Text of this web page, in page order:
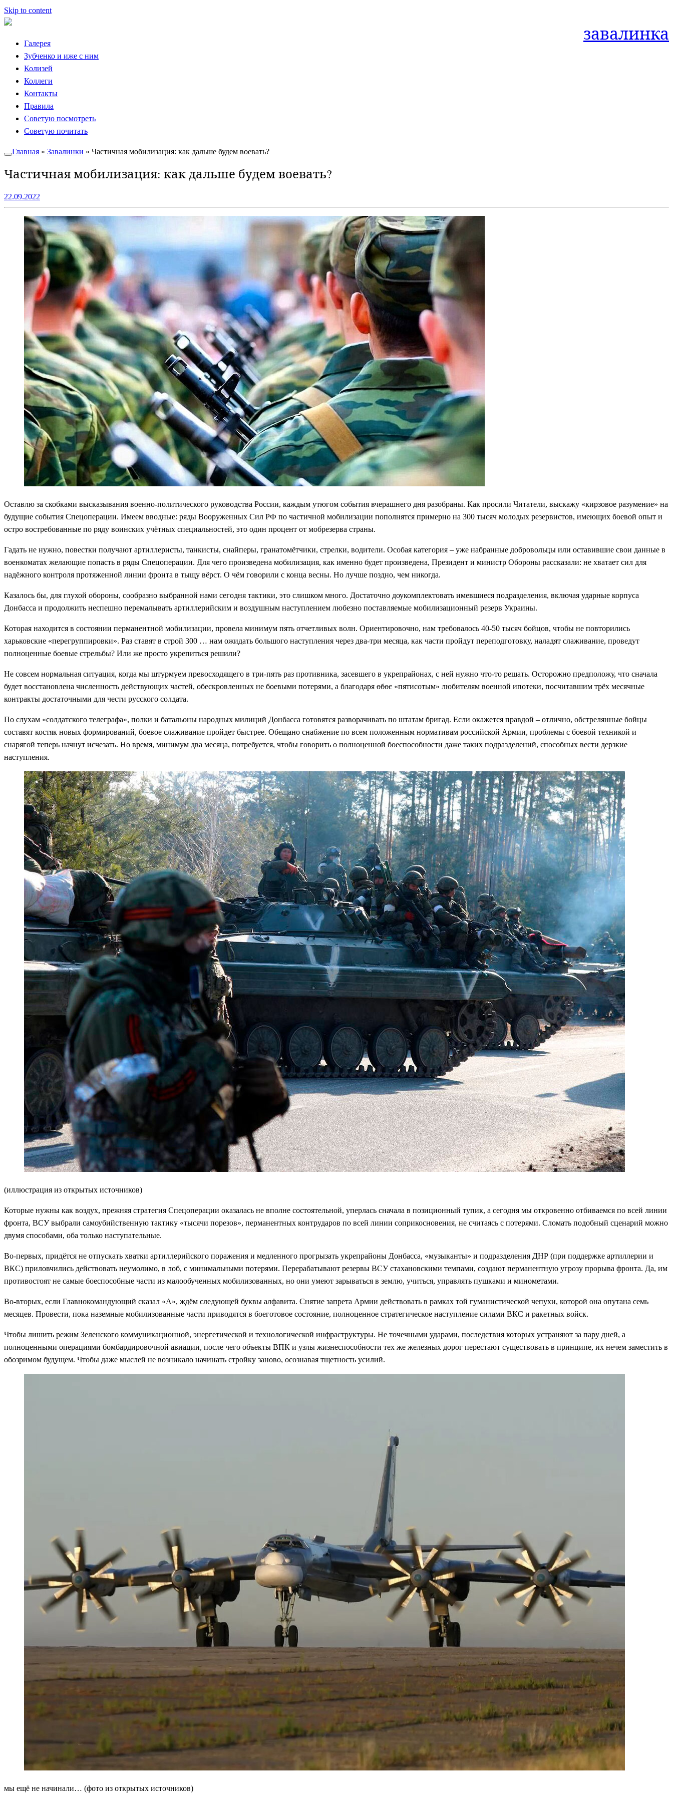
Skip to content
завалинка
Галерея
Зубченко и иже с ним
Колизей
Коллеги
Контакты
Правила
Советую посмотреть
Советую почитать
Главная » Завалинки » Частичная мобилизация: как дальше будем воевать?
Частичная мобилизация: как дальше будем воевать?
22.09.2022
Оставлю за скобками высказывания военно-политического руководства России, каждым утюгом события вчерашнего дня разобраны. Как просили Читатели, выскажу «кирзовое разумение» на
будущие события Спецоперации. Имеем вводные: ряды Вооруженных Сил РФ по частичной мобилизации пополнятся примерно на 300 тысяч молодых резервистов, имеющих боевой опыт и
остро востребованные по ряду воинских учётных специальностей, это один процент от мобрезерва страны.
Гадать не нужно, повестки получают артиллеристы, танкисты, снайперы, гранатомётчики, стрелки, водители. Особая категория – уже набранные добровольцы или оставившие свои данные в
военкоматах желающие попасть в ряды Спецоперации. Для чего произведена мобилизация, как именно будет произведена, Президент и министр Обороны рассказали: не хватает сил для
надёжного контроля протяженной линии фронта в тыщу вёрст. О чём говорили с конца весны. Но лучше поздно, чем никогда.
Казалось бы, для глухой обороны, сообразно выбранной нами сегодня тактики, это слишком много. Достаточно доукомплектовать имевшиеся подразделения, включая ударные корпуса
Донбасса и продолжить неспешно перемалывать артиллерийским и воздушным наступлением любезно поставляемые мобилизационный резерв Украины.
Которая находится в состоянии перманентной мобилизации, провела минимум пять отчетливых волн. Ориентировочно, нам требовалось 40-50 тысяч бойцов, чтобы не повторились
харьковские «перегруппировки». Раз ставят в строй 300 … нам ожидать большого наступления через два-три месяца, как части пройдут переподготовку, наладят слаживание, проведут
полноценные боевые стрельбы? Или же просто укрепиться решили?
Не совсем нормальная ситуация, когда мы штурмуем превосходящего в три-пять раз противника, засевшего в укрепрайонах, с ней нужно что-то решать. Осторожно предположу, что сначала
будет восстановлена численность действующих частей, обескровленных не боевыми потерями, а благодаря обос «пятисотым» любителям военной ипотеки, посчитавшим трёх месячные
контракты достаточными для чести русского солдата.
По слухам «солдатского телеграфа», полки и батальоны народных милиций Донбасса готовятся разворачивать по штатам бригад. Если окажется правдой – отлично, обстрелянные бойцы
составят костяк новых формирований, боевое слаживание пройдет быстрее. Обещано снабжение по всем положенным нормативам российской Армии, проблемы с боевой техникой и
снарягой теперь начнут исчезать. Но время, минимум два месяца, потребуется, чтобы говорить о полноценной боеспособности даже таких подразделений, способных вести дерзкие
наступления.
(иллюстрация из открытых источников)
Которые нужны как воздух, прежняя стратегия Спецоперации оказалась не вполне состоятельной, уперлась сначала в позиционный тупик, а сегодня мы откровенно отбиваемся по всей линии
фронта, ВСУ выбрали самоубийственную тактику «тысячи порезов», перманентных контрударов по всей линии соприкосновения, не считаясь с потерями. Сломать подобный сценарий можно
двумя способами, оба только наступательные.
Во-первых, придётся не отпускать хватки артиллерийского поражения и медленного прогрызать укрепрайоны Донбасса, «музыканты» и подразделения ДНР (при поддержке артиллерии и
ВКС) приловчились действовать неумолимо, в лоб, с минимальными потерями. Перерабатывают резервы ВСУ стахановскими темпами, создают перманентную угрозу прорыва фронта. Да, им
противостоят не самые боеспособные части из малообученных мобилизованных, но они умеют зарываться в землю, учиться, управлять пушками и минометами.
Во-вторых, если Главнокомандующий сказал «А», ждём следующей буквы алфавита. Снятие запрета Армии действовать в рамках той гуманистической чепухи, которой она опутана семь
месяцев. Провести, пока наземные мобилизованные части приводятся в боеготовое состояние, полноценное стратегическое наступление силами ВКС и ракетных войск.
Чтобы лишить режим Зеленского коммуникационной, энергетической и технологической инфраструктуры. Не точечными ударами, последствия которых устраняют за пару дней, а
полноценными операциями бомбардировочной авиации, после чего объекты ВПК и узлы жизнеспособности тех же железных дорог перестают существовать в принципе, их нечем заместить в
обозримом будущем. Чтобы даже мыслей не возникало начинать стройку заново, осознавая тщетность усилий.
мы ещё не начинали… (фото из открытых источников)